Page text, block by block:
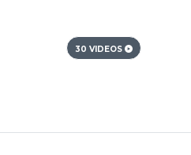
30 VIDEOS